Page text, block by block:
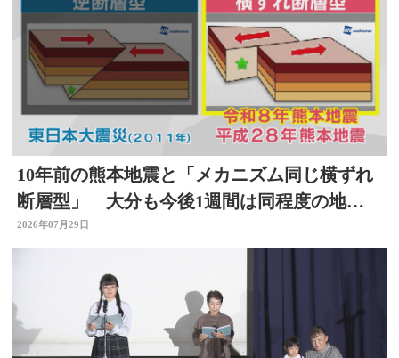
10年前の熊本地震と「メカニズム同じ横ずれ
断層型」 大分も今後1週間は同程度の地震
に注意
2026年07月29日